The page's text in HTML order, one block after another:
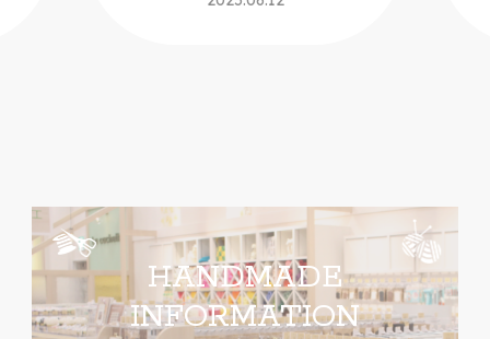
HANDMADE
INFORMATION